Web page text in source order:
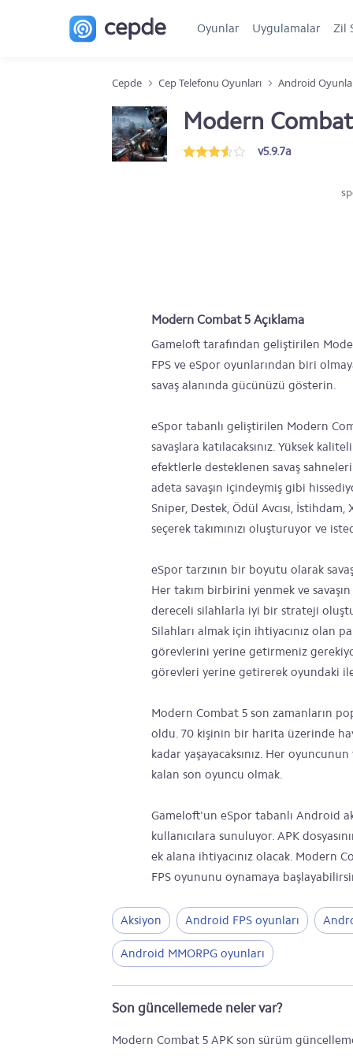
Oyunlar Uygulamalar Zil
Cepde Cep Telefonu Oyunları Android
Modern
v5.9.7a
Modern Combat 5 Açıklama
Gameloft tarafından geliştirilen
FPS ve eSpor oyunlarından biri
savaş alanında gücünüzü gösterin.
eSpor tabanlı geliştirilen Modern
savaşlara katılacaksınız. Yüksek
efektlerle desteklenen savaş
adeta savaşın içindeymiş gibi
Sniper, Destek, Ödül Avcısı,
seçerek takımınızı oluşturuyor ve
eSpor tarzının bir boyutu olarak
Her takım birbirini yenmek ve
dereceli silahlarla iyi bir strateji
Silahları almak için ihtiyacınız olan
görevlerini yerine getirmeniz
görevleri yerine getirerek oyundaki
Modern Combat 5 son zamanların
oldu. 70 kişinin bir harita üzerinde
kadar yaşayacaksınız. Her
kalan son oyuncu olmak.
Gameloft'un eSpor tabanlı Android
kullanıcılara sunuluyor. APK
ek alana ihtiyacınız olacak. Modern
FPS oyununu oynamaya
Aksiyon Android FPS oyunları
Android MMORPG oyunları
Son güncellemede neler var?
Modern Combat 5 APK son sürüm